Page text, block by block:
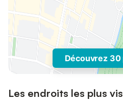
Découvrez
Les endroits les plus